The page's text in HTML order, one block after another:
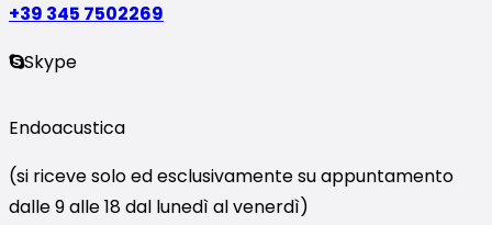
+39 345 7502269
Skype
Endoacustica
(si riceve solo ed esclusivamente su appuntamento
dalle 9 alle 18 dal lunedì al venerdì)